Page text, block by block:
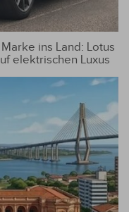
ins Land: Lotus
elektrischen Luxus